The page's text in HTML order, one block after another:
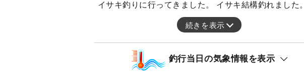
イサキ釣りに行ってきました。 イサキ結構釣れました。
続きを表示
釣行当日の気象情報を表示